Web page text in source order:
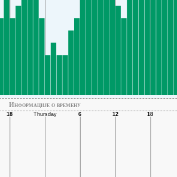
Информације о времену